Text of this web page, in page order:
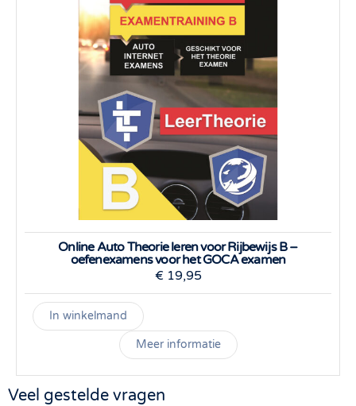
Online Auto Theorie leren voor Rijbewijs B –
oefenexamens voor het GOCA examen
€ 19,95
In winkelmand
Meer informatie
Veel gestelde vragen